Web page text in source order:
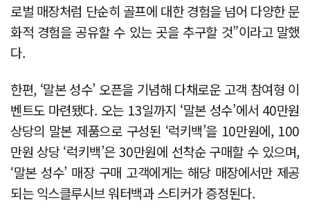
로벌 매장처럼 단순히 골프에 대한 경험을 넘어 다양한 문
화적 경험을 공유할 수 있는 곳을 추구할 것”이라고 말했
다.
한편, ‘말본 성수’ 오픈을 기념해 다채로운 고객 참여형 이
벤트도 마련됐다. 오는 13일까지 ‘말본 성수’에서 40만원
상당의 말본 제품으로 구성된 ‘럭키백’을 10만원에, 100
만원 상당 ‘럭키백’은 30만원에 선착순 구매할 수 있으며,
‘말본 성수’ 매장 구매 고객에게는 해당 매장에서만 제공
되는 익스클루시브 워터백과 스티커가 증정된다.